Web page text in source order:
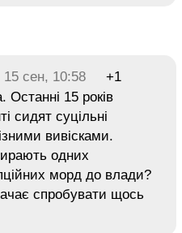
15 сен, 10:58
+1
Останні 15 років
сидят суцільні
вивісками.
одних
морд до влади?
спробувати щось